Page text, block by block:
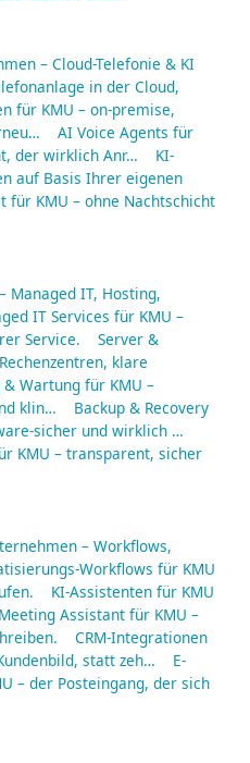
– Cloud-Telefonie & KI
in der Cloud,
für KMU – on-premise,
AI Voice Agents für
der wirklich Anr…
KI-
auf Basis Ihrer eigenen
für KMU – ohne Nachtschicht
Managed IT, Hosting,
IT Services für KMU –
Service.
Server &
klare
Wartung für KMU –
klin…
Backup & Recovery
sicher und wirklich …
KMU – transparent, sicher
– Workflows,
Workflows für KMU
KI-Assistenten für KMU
Assistant für KMU –
CRM-Integrationen
statt zeh…
E-
– der Posteingang, der sich